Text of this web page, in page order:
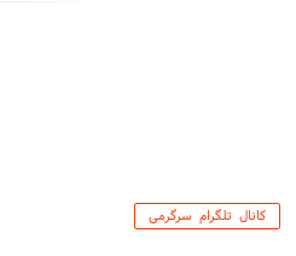
کانال تلگرام سرگرمی